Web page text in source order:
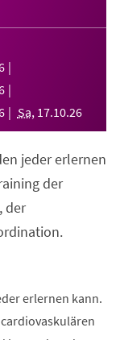
Sa, 17.10.26
jeder erlernen
der
der
erlernen kann.